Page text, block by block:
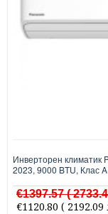
Инверторен климатик
2023, 9000 BTU, Клас
€1397.57(
€1120.80 ( 2192.09